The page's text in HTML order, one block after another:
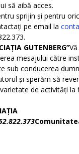
să aibă acces.
sprijin și pentru
pe email la
GUTENBERG”
mesajului către
sub conducerea
și sperăm să
de activități la